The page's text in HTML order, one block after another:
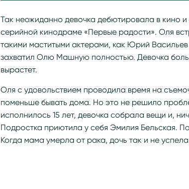
Так неожиданно девочка дебютировала в кино
серийной кинодраме «Первые радости». Оля
такими маститыми актерами, как Юрий
захватил Олю Машную полностью. Девочка
вырастет.
Оля с удовольствием проводила время на
поменьше бывать дома. Но это не решило
исполнилось 15 лет, девочка собрала вещи и,
Подростка приютила у себя Эмилия Бельская.
Когда мама умерла от рака, дочь так и не